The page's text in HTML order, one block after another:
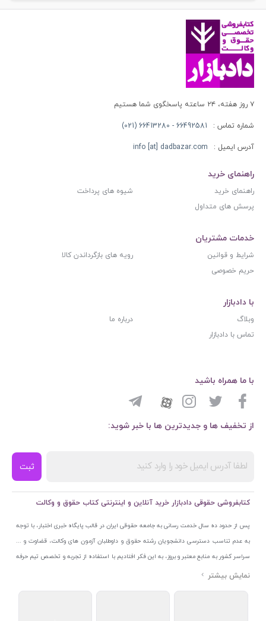
۷ روز هفته، ۲۴ ساعته پاسخگوی شما هستیم
شماره تماس : 66492581 - 66413280 (021)
آدرس ایمیل : info [at] dadbazar.com
راهنمای خرید
راهنمای خرید
شیوه های پرداخت
پرسش های متداول
خدمات مشتریان
شرایط و قوانین
رویه های بازگرداندن کالا
حریم خصوصی
با دادبازار
وبلاگ
درباره ما
تماس با دادبازار
از تخفیف ها و جدیدترین ها با خبر شوید:
ثبت
با ما همراه باشید
کتابفروشی حقوقی دادبازار خرید آنلاین و اینترنتی کتاب حقوق و وکالت
پس از حدود ده سال خدمت رسانی به جامعه حقوقی ایران در قالب پایگاه خبری اختبار، با توجه
به عدم تناسب دسترسی دانشجویان رشته حقوق و داوطلبان آزمون های وکالت، قضاوت و ...
سراسر کشور به منابع معتبر و بروز، به این فکر افتادیم با استفاده از تجربه و تخصص تیم حرفه
ای اختبار خدمتی جدید به جامعه حقوقی ایران ارائه کنیم. به این منظور با راه اندازی و تجهیز